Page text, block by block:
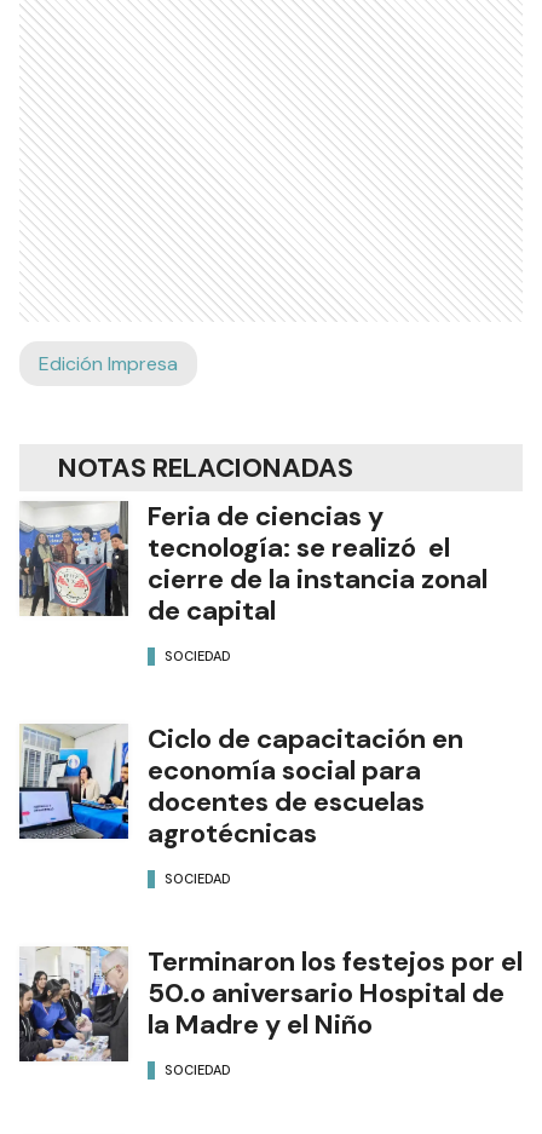
Edición Impresa
NOTAS RELACIONADAS
Feria de ciencias y
tecnología: se realizó el
cierre de la instancia zonal
de capital
SOCIEDAD
Ciclo de capacitación en
economía social para
docentes de escuelas
agrotécnicas
SOCIEDAD
Terminaron los festejos por el
50.o aniversario Hospital de
la Madre y el Niño
SOCIEDAD